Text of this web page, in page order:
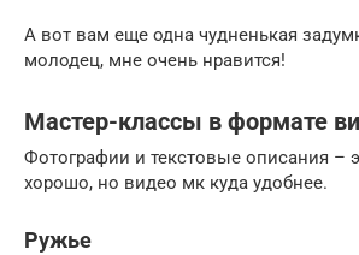
А вот вам еще одна чудненькая
молодец, мне очень нравится!
Мастер-классы в формате
Фотографии и текстовые описания –
хорошо, но видео мк куда удобнее.
Ружье